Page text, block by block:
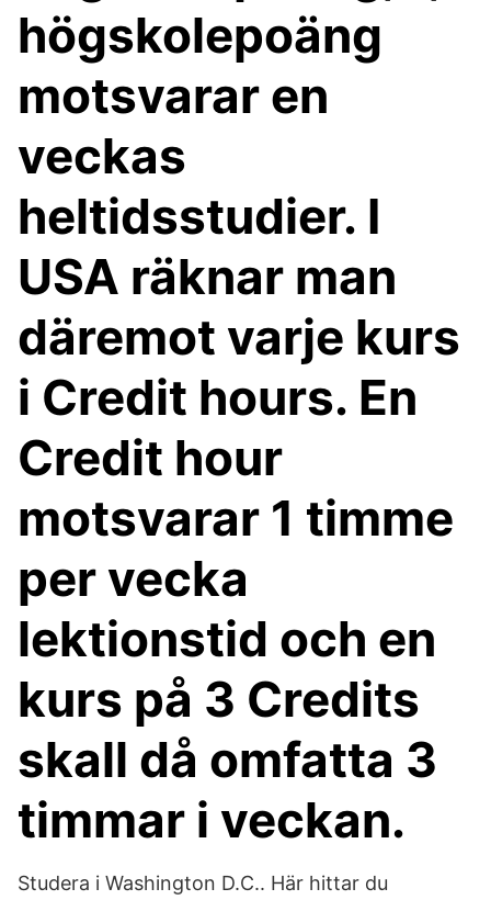
högskolepoäng
motsvarar en
veckas
heltidsstudier. I
USA räknar man
däremot varje kurs
i Credit hours. En
Credit hour
motsvarar 1 timme
per vecka
lektionstid och en
kurs på 3 Credits
skall då omfatta 3
timmar i veckan.
Studera i Washington D.C.. Här hittar du